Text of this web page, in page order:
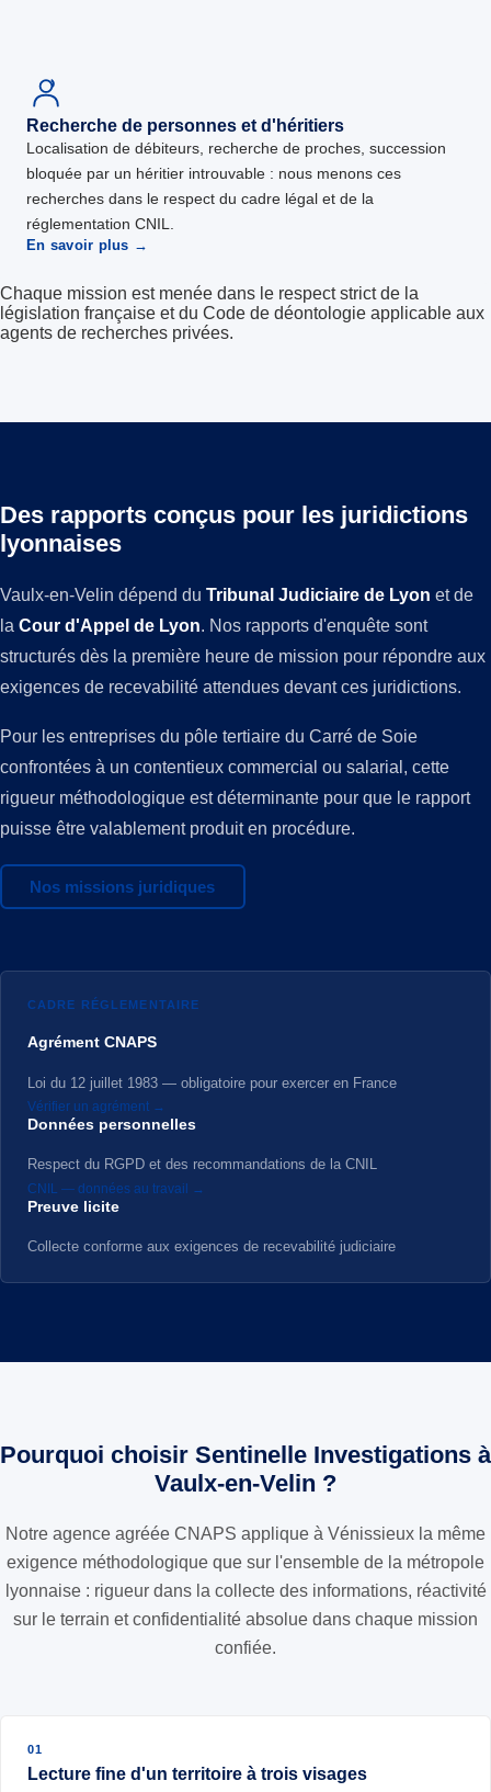
Recherche de personnes et d'héritiers
Localisation de débiteurs, recherche de proches, succession
bloquée par un héritier introuvable : nous menons ces
recherches dans le respect du cadre légal et de la
réglementation CNIL.
En savoir plus →
Chaque mission est menée dans le respect strict de la
législation française et du Code de déontologie applicable aux
agents de recherches privées.
Des rapports conçus pour les juridictions
lyonnaises
Vaulx-en-Velin dépend du Tribunal Judiciaire de Lyon et de
la Cour d'Appel de Lyon. Nos rapports d'enquête sont
structurés dès la première heure de mission pour répondre aux
exigences de recevabilité attendues devant ces juridictions.
Pour les entreprises du pôle tertiaire du Carré de Soie
confrontées à un contentieux commercial ou salarial, cette
rigueur méthodologique est déterminante pour que le rapport
puisse être valablement produit en procédure.
Nos missions juridiques
CADRE RÉGLEMENTAIRE
Agrément CNAPS
Loi du 12 juillet 1983 — obligatoire pour exercer en France
Vérifier un agrément →
Données personnelles
Respect du RGPD et des recommandations de la CNIL
CNIL — données au travail →
Preuve licite
Collecte conforme aux exigences de recevabilité judiciaire
Pourquoi choisir Sentinelle Investigations à
Vaulx-en-Velin ?
Notre agence agréée CNAPS applique à Vénissieux la même
exigence méthodologique que sur l'ensemble de la métropole
lyonnaise : rigueur dans la collecte des informations, réactivité
sur le terrain et confidentialité absolue dans chaque mission
confiée.
01
Lecture fine d'un territoire à trois visages